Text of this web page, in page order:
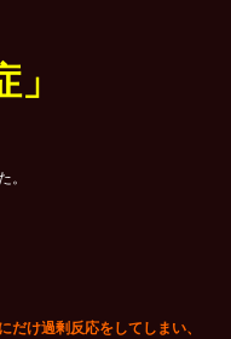
。
だけ過剰反応をしてしまい、